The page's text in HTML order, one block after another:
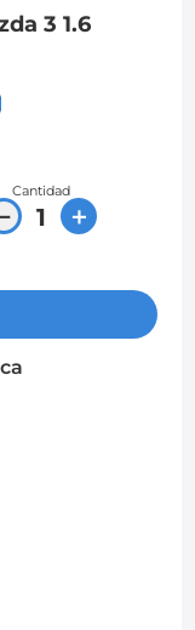
3 1.6
Cantidad
＋